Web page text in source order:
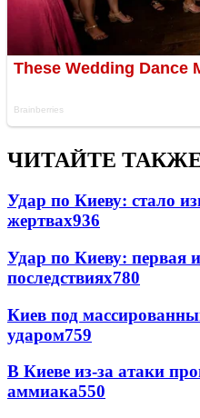
ЧИТАЙТЕ
Удар по Киеву: стало
жертвах936
Удар по Киеву: первая
последствиях780
Киев под
ударом759
В Киеве из-за атаки
аммиака550